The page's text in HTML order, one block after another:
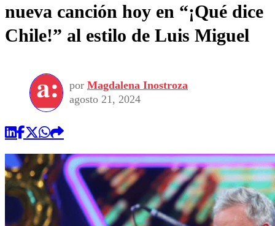
nueva canción hoy en “¡Qué dice
Chile!” al estilo de Luis Miguel
por Magdalena Inostroza
agosto 21, 2024